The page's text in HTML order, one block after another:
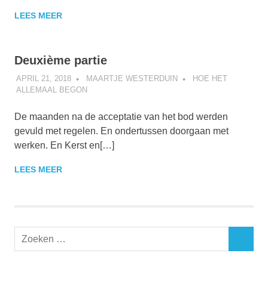
LEES MEER
Deuxième partie
APRIL 21, 2018 MAARTJE WESTERDUIN
HOE HET
ALLEMAAL BEGON
De maanden na de acceptatie van het bod werden
gevuld met regelen. En ondertussen doorgaan met
werken. En Kerst en[…]
LEES MEER